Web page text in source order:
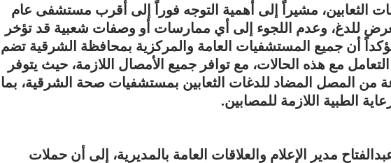
الثعابين، مشيراً إلى أهمية التوجه فوراً إلى أقرب مستشفى عام
للدغ، وعدم اللجوء إلى أي ممارسات أو وصفات شعبية قد تؤخر
أن جميع المستشفيات العامة والمركزية بمحافظة الشرقية تضم
مع هذه الحالات، مع توافر جميع الأمصال اللازمة، حيث يتوفر
أكثر من ١٧٠ جرعة من المصل المضاد للدغات الثعابين بمستشفيات صحة الشرقية، بما
الطبية اللازمة للمصابين.
مدير الإعلام والعلاقات العامة بالمديرية، إلى أن حملات